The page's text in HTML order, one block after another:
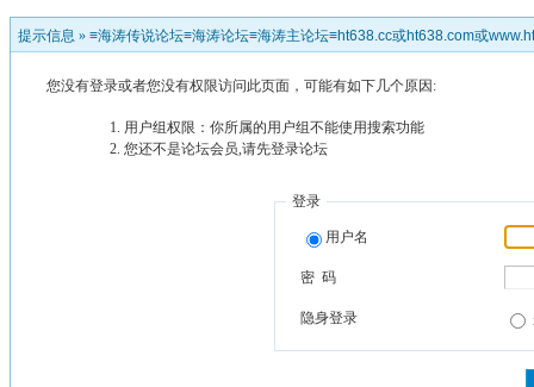
提示信息 » ≡海涛传说论坛≡海涛论坛≡海涛主论坛≡ht638.cc或ht638.com或
您没有登录或者您没有权限访问此页面，可能有如下几个原因:
用户组权限：你所属的用户组不能使用搜索功能
您还不是论坛会员,请先登录论坛
登录
用户名
密 码
隐身登录